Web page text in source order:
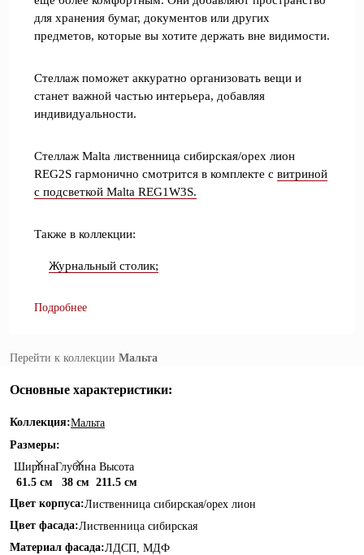
для хранения бумаг, документов или других
предметов, которые вы хотите держать вне видимости.
Стеллаж поможет аккуратно организовать вещи и
станет важной частью интерьера, добавляя
индивидуальности.
Стеллаж Malta лиственница сибирская/орех лион
REG2S гармонично смотрится в комплекте с витриной
с подсветкой Malta REG1W3S.
Также в коллекции:
Журнальный столик;
Подробнее
Перейти к коллекции Мальта
Основные характеристики:
Коллекция:Мальта
Размеры:
Ширина
61.5 см
Глубина
38 см
Высота
211.5 см
Цвет корпуса:Лиственница сибирская/орех лион
Цвет фасада:Лиственница сибирская
Материал фасада:ЛДСП, МДФ